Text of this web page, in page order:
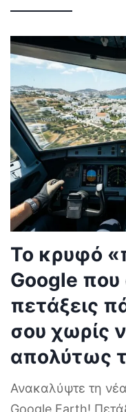
Το κρυφό
Google που
πετάξεις
σου χωρίς
απολύτως
Ανακαλύψτε τη
Google Earth!